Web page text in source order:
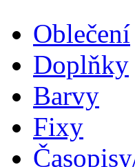
Oblečení
Doplňky
Barvy
Fixy